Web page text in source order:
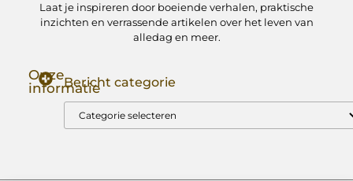
Laat je inspireren door boeiende verhalen, praktische
inzichten en verrassende artikelen over het leven van
alledag en meer.
Onze
informatieBericht categorie